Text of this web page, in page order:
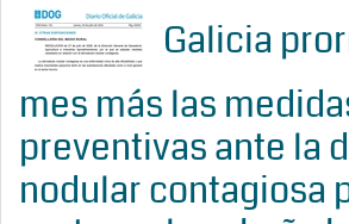
Galicia
mes más las
preventivas ante la
nodular contagiosa